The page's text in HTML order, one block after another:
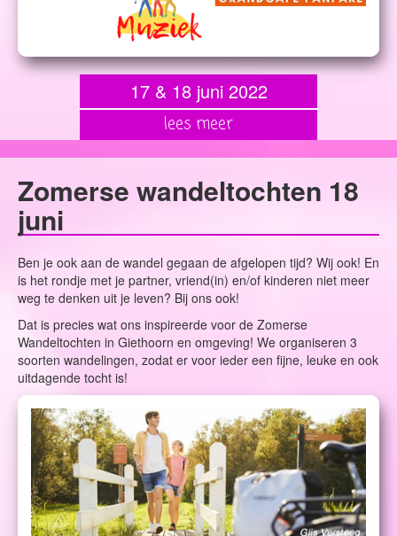
17 & 18 juni 2022
lees meer
Zomerse wandeltochten 18
juni
Ben je ook aan de wandel gegaan de afgelopen tijd? Wij ook! En
is het rondje met je partner, vriend(in) en/of kinderen niet meer
weg te denken uit je leven? Bij ons ook!
Dat is precies wat ons inspireerde voor de Zomerse
Wandeltochten in Giethoorn en omgeving! We organiseren 3
soorten wandelingen, zodat er voor ieder een fijne, leuke en ook
uitdagende tocht is!